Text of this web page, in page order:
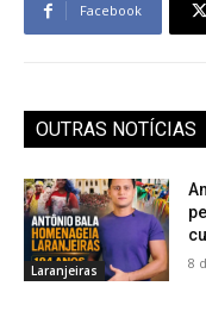
Facebook
OUTRAS NOTÍCIAS
Laranjeiras 8